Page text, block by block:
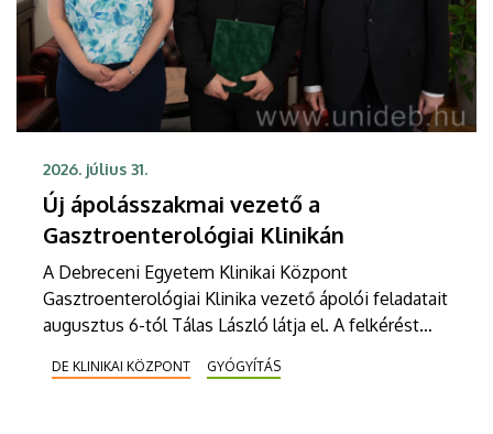
2026. július 31.
Új ápolásszakmai vezető a
Gasztroenterológiai Klinikán
A Debreceni Egyetem Klinikai Központ
Gasztroenterológiai Klinika vezető ápolói feladatait
augusztus 6-tól Tálas László látja el. A felkérést
elnöke, valamint Szőllősi Anna ápolási és
DE KLINIKAI KÖZPONT GYÓGYÍTÁS